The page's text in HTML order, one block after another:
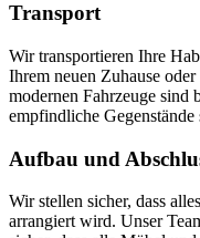
Transport
Wir transportieren Ihre
Ihrem neuen Zuhause
modernen Fahrzeuge sind
empfindliche
Aufbau und
Wir stellen sicher, dass
arrangiert wird. Unser